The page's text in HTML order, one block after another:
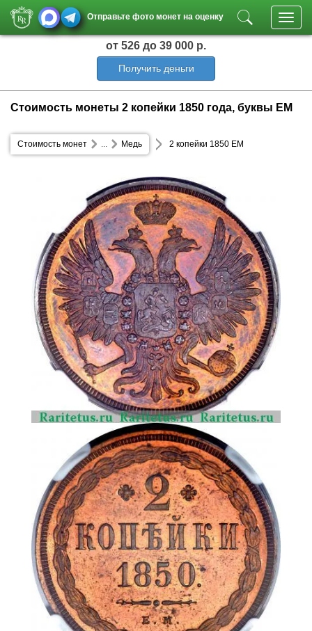
Отправьте фото монет на оценку
от 526 до 39 000 р.
Получить деньги
Стоимость монеты 2 копейки 1850 года, буквы ЕМ
Стоимость монет Медь
... 2 копейки 1850 ЕМ